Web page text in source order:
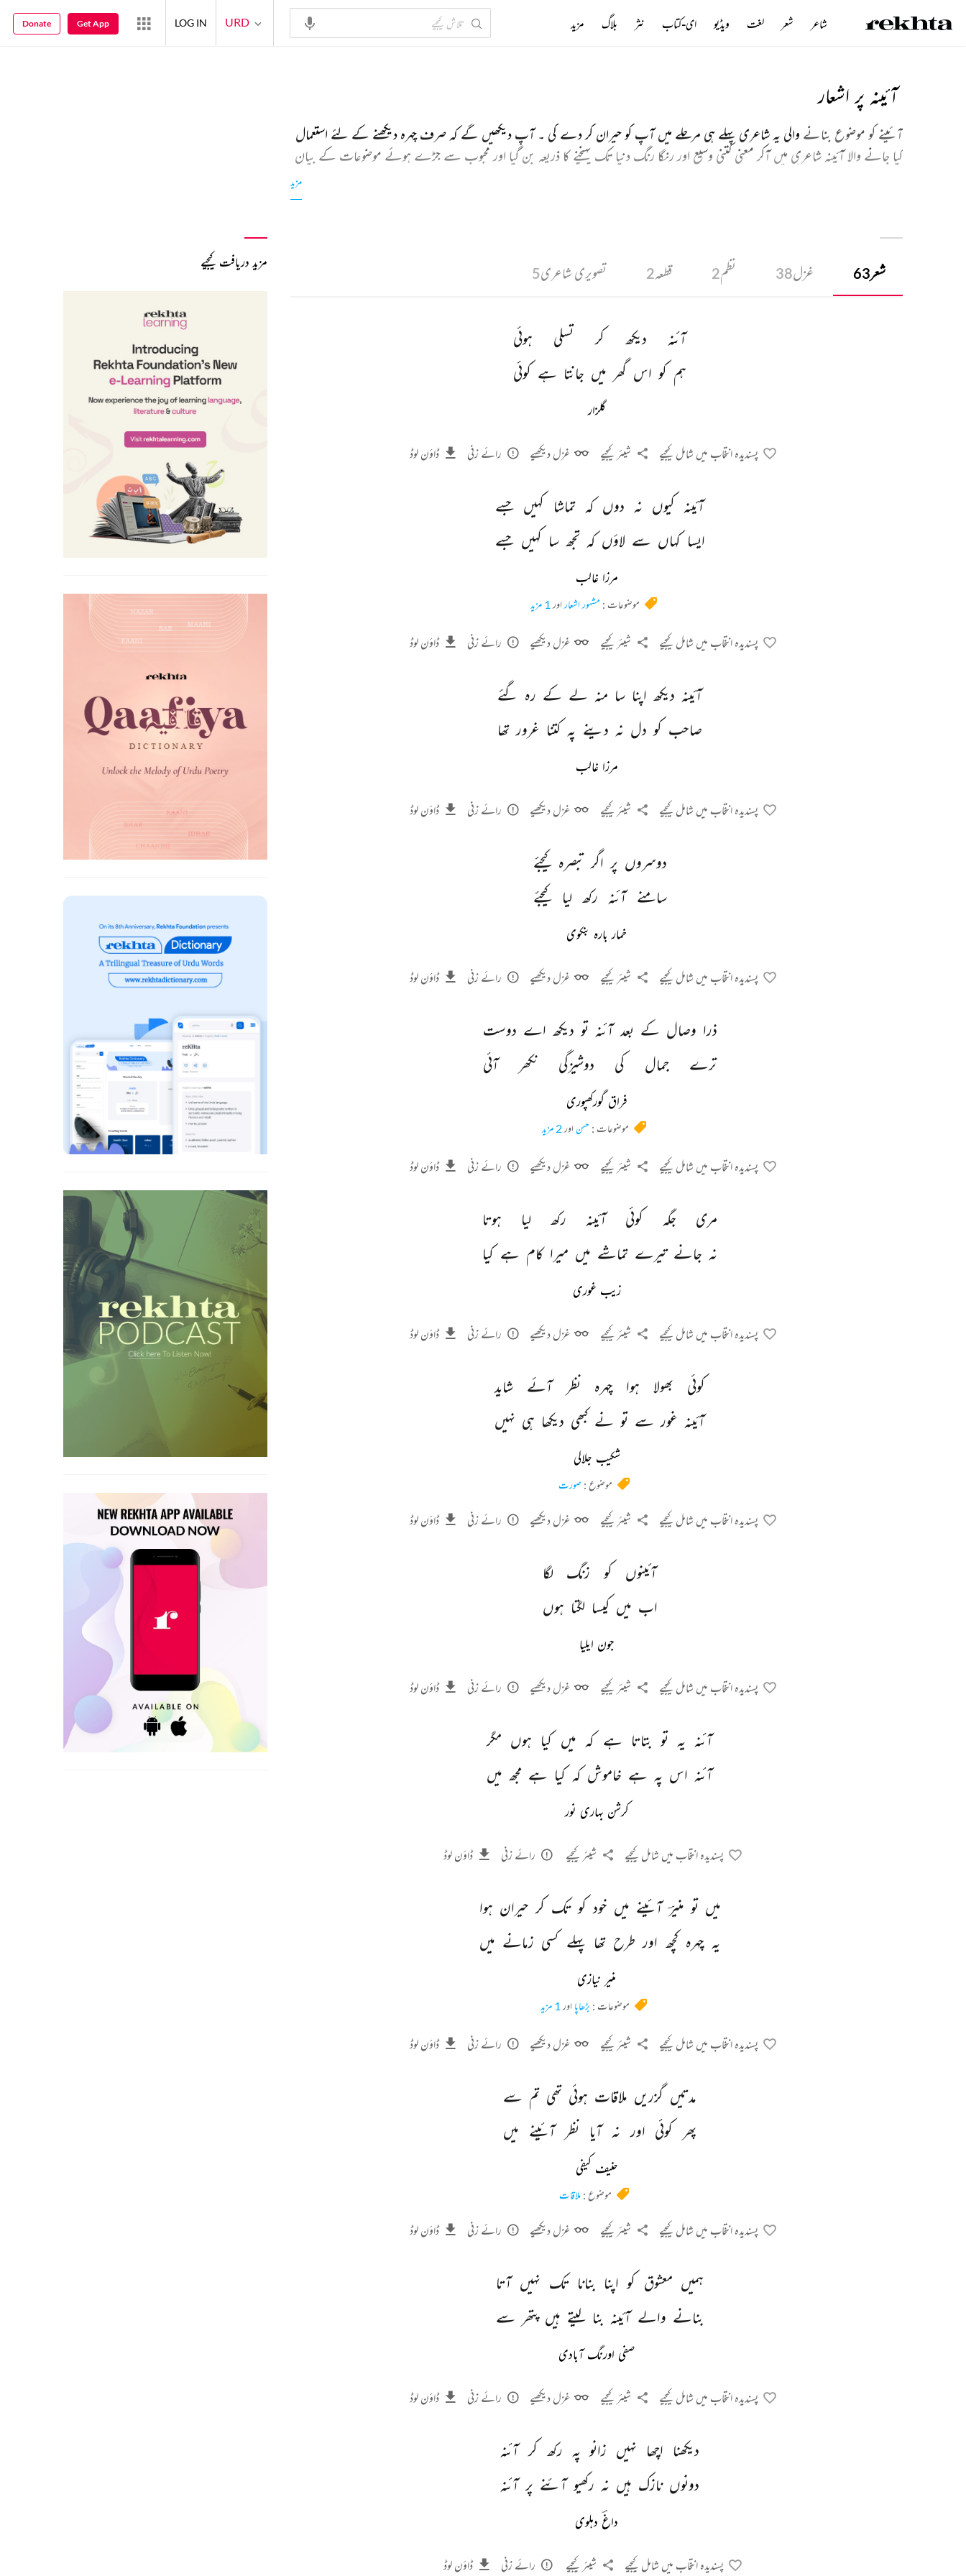
آئینہ پر اشعار
آئینے کو موضوع بنانے والی یہ شاعری پہلے ہی مرحلے میں آپ کو حیران کر دے گی ۔ آپ دیکھیں گے کہ صرف چہرہ دیکھنے کے لئے استعمال
کیا جانے والا آئینہ شاعری میں آکر معنی کتنی وسیع اور رنگا رنگ دنیا تک پہنچنے کا ذریعہ بن گیا اور محبوب سے جڑے ہوئے موضوعات کے بیان
مزید
شعر63 غزل38 نظم2 قطعہ2 تصویری شاعری5
آئنہ دیکھ کر تسلی
ہوئی
ہم کو اس گھر میں جانتا ہے کوئی
گلزار
پسندیدہ انتخاب میں شامل کیجیے شیئر کیجیے غزل دیکھیے رائے زنی ڈاؤن لوڈ
آئینہ کیوں نہ دوں کہ تماشا کہیں جسے
ایسا کہاں سے لاؤں کہ تجھ سا کہیں جسے
مرزا غالب
موضوعات : مشہور اشعار اور 1 مزید
پسندیدہ انتخاب میں شامل کیجیے شیئر کیجیے غزل دیکھیے رائے زنی ڈاؤن لوڈ
آئینہ دیکھ اپنا سا منہ لے کے رہ گئے
صاحب کو دل نہ دینے پہ کتنا غرور تھا
مرزا غالب
پسندیدہ انتخاب میں شامل کیجیے شیئر کیجیے غزل دیکھیے رائے زنی ڈاؤن لوڈ
دوسروں پر اگر تبصرہ کیجئے
سامنے آئنہ رکھ لیا کیجئے
خمار بارہ بنکوی
پسندیدہ انتخاب میں شامل کیجیے شیئر کیجیے غزل دیکھیے رائے زنی ڈاؤن لوڈ
ذرا وصال کے بعد آئنہ تو دیکھ اے دوست
ترے
جمال کی دوشیزگی نکھر آئی
فراق گورکھپوری
موضوعات :حسن اور2 مزید
پسندیدہ انتخاب میں شامل کیجیے شیئر کیجیے غزل دیکھیے رائے زنی ڈاؤن لوڈ
مری جگہ کوئی آئینہ رکھ لیا
ہوتا
نہ جانے تیرے تماشے میں میرا کام ہے کیا
زیب غوری
پسندیدہ انتخاب میں شامل کیجیے شیئر کیجیے غزل دیکھیے رائے زنی ڈاؤن لوڈ
کوئی بھولا ہوا چہرہ نظر آئے
شاید
آئینہ غور سے تو نے کبھی دیکھا ہی نہیں
شکیب جلالی
موضوع : صورت
پسندیدہ انتخاب میں شامل کیجیے شیئر کیجیے غزل دیکھیے رائے زنی ڈاؤن لوڈ
آئینوں کو زنگ
لگا
اب میں کیسا لگتا ہوں
جون ایلیا
پسندیدہ انتخاب میں شامل کیجیے شیئر کیجیے غزل دیکھیے رائے زنی ڈاؤن لوڈ
آئنہ یہ تو بتاتا ہے کہ میں کیا ہوں مگر
آئنہ اس پہ ہے خاموش کہ کیا ہے مجھ میں
کرشن بہاری نور
پسندیدہ انتخاب میں شامل کیجیے شیئر کیجیے رائے زنی ڈاؤن لوڈ
میں تو منیرؔ آئینے میں خود کو تک کر حیران ہوا
یہ چہرہ کچھ اور طرح تھا پہلے کسی زمانے میں
منیر نیازی
موضوعات : بڑھاپا اور 1 مزید
پسندیدہ انتخاب میں شامل کیجیے شیئر کیجیے غزل دیکھیے رائے زنی ڈاؤن لوڈ
مدتیں گزریں ملاقات ہوئی تھی تم سے
پھر
کوئی اور نہ آیا نظر آئینے میں
حنیف کیفی
موضوع :ملاقات
پسندیدہ انتخاب میں شامل کیجیے شیئر کیجیے غزل دیکھیے رائے زنی ڈاؤن لوڈ
ہمیں معشوق کو اپنا بنانا تک نہیں آتا
بنانے والے آئینہ بنا لیتے ہیں پتھر سے
صفی اورنگ آبادی
پسندیدہ انتخاب میں شامل کیجیے شیئر کیجیے غزل دیکھیے رائے زنی ڈاؤن لوڈ
دیکھنا اچھا نہیں زانو پہ رکھ کر آئنہ
دونوں نازک ہیں نہ رکھیو آئنے پر آئنہ
داغؔ دہلوی
پسندیدہ انتخاب میں شامل کیجیے شیئر کیجیے رائے زنی ڈاؤن لوڈ
مزید دریافت کیجیے
شاعر شعر لغت ویڈیو ای-کتاب نثر بلاگ مزید URD
LOG IN
Get App
Donate